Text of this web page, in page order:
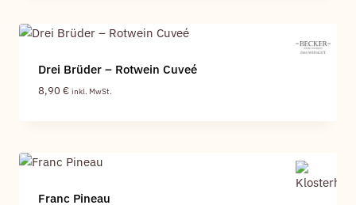
Drei Brüder – Rotwein Cuveé
8,90 € inkl. MwSt.
Franc Pineau